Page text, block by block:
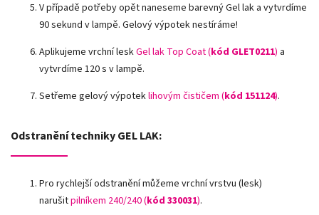
V případě potřeby opět naneseme barevný Gel lak a vytvrdíme
90 sekund v lampě. Gelový výpotek nestíráme!
Aplikujeme vrchní leskGel lak Top Coat (kód GLET0211) a
vytvrdíme 120 s v lampě.
Setřeme gelový výpoteklihovým čističem (kód 151124).
Odstranění techniky GEL LAK:
Pro rychlejší odstranění můžeme vrchní vrstvu (lesk)
narušitpilníkem 240/240 (kód 330031).